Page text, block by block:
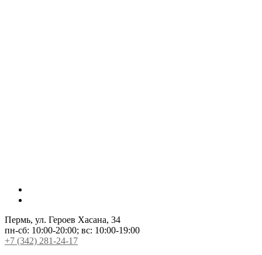
Пермь, ул. Героев Хасана, 34
пн-сб: 10:00-20:00; вс: 10:00-19:00
+7 (342) 281-24-17